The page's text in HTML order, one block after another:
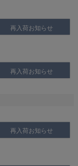
再入荷お知らせ
再入荷お知らせ
再入荷お知らせ